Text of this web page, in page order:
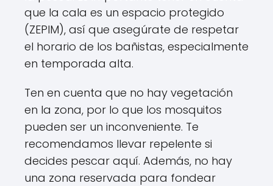
que la cala es un espacio protegido
(ZEPIM), así que asegúrate de respetar
el horario de los bañistas, especialmente
en temporada alta.
Ten en cuenta que no hay vegetación
en la zona, por lo que los mosquitos
pueden ser un inconveniente. Te
recomendamos llevar repelente si
decides pescar aquí. Además, no hay
una zona reservada para fondear